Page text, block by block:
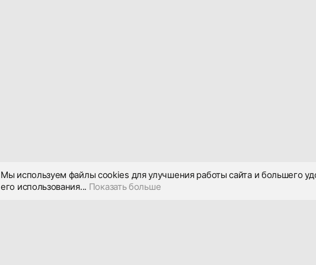
Мы используем файлы cookies для улучшения работы сайта и большего
его использования... Показать больше